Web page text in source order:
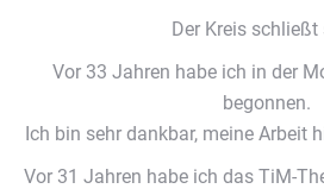
Der Kreis schließt
Vor 33 Jahren habe ich in der
begonnen.
Ich bin sehr dankbar, meine Arbeit
Vor 31 Jahren habe ich das TiM-